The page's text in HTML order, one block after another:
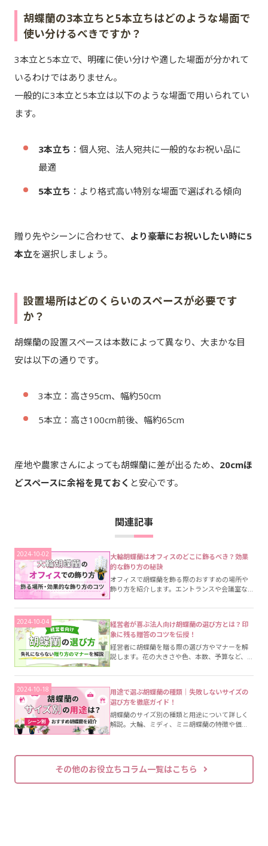
胡蝶蘭の3本立ちと5本立ちはどのような場面で
使い分けるべきですか？
3本立と5本立で、明確に使い分けや適した場面が分かれて
いるわけではありません。
一般的に3本立と5本立は以下のような場面で用いられてい
ます。
3本立ち ：個人宛、法人宛共に一般的なお祝い品に
最適
5本立ち ：より格式高い特別な場面で選ばれる傾向
贈り先やシーンに合わせて、
より豪華にお祝いしたい時に5
本立を選択しましょう。
設置場所はどのくらいのスペースが必要です
か？
胡蝶蘭の設置スペースは本数によって異なり、大まかな目
安は以下の通りです。
3本立：高さ95cm、幅約50cm
5本立：高さ100cm前後、幅約65cm
産地や農家さんによっても胡蝶蘭に差が出るため、 20cmほ
どスペースに余裕を見ておく と安心です。
関連記事
2024-10-02
大輪胡蝶蘭はオフィスのどこに飾るべき？効果
的な飾り方の秘訣
オフィスで胡蝶蘭を飾る際のおすすめの場所や
飾り方を紹介します。エントランスや会議室な
ど人目につく場所に1週間程度飾るのがマナーで
す。ラッピングはつけたままで、立て札は見え
るように置きましょう。
2024-10-04
経営者が喜ぶ法人向け胡蝶蘭の選び方とは？印
象に残る贈答のコツを伝授！
経営者に胡蝶蘭を贈る際の選び方やマナーを解
説します。花の大きさや色、本数、予算など、選
ぶポイントの他、経営者に贈るのに適切な胡蝶
蘭の特徴や注意点も紹介しています。
2024-10-18
用途で選ぶ胡蝶蘭の種類｜失敗しないサイズの
選び方を徹底ガイド！
胡蝶蘭のサイズ別の種類と用途について詳しく
解説。大輪、ミディ、ミニ胡蝶蘭の特徴や価
格、おすすめの贈り方を紹介します。ビジネス
その他のお役立ちコラム一覧はこちら